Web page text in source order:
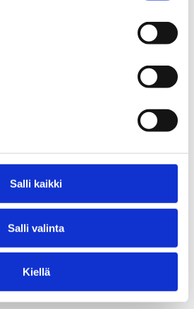
Salli kaikki
Salli valinta
Kiellä
exciting changes, like the shift to
Here’s What to Do
Next